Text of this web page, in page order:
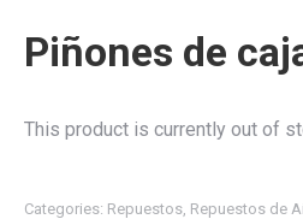
Piñones de
This product is currently out of
Categories: Repuestos, Repuestos de